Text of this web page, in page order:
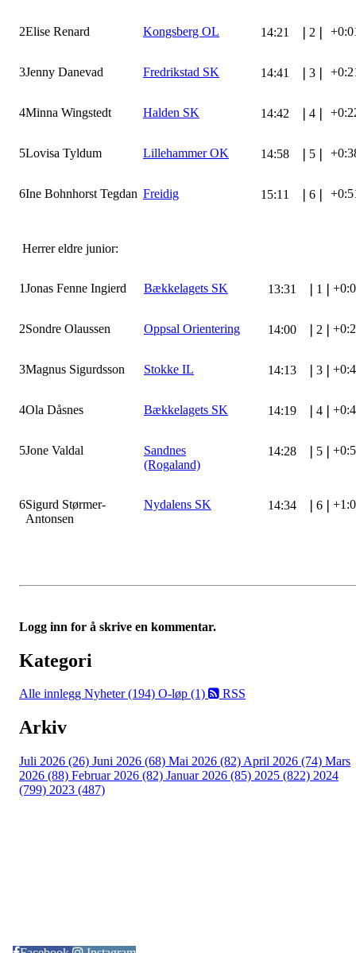
2Elise Renard Kongsberg OL 14:21 2
3Jenny Danevad Fredrikstad SK 14:41 3
4Minna Wingstedt Halden SK 14:42 4
5Lovisa Tyldum Lillehammer OK 14:58 5
6Ine Bohnhorst Tegdan Freidig 15:11 6
Herrer eldre junior:
1Jonas Fenne Ingierd Bækkelagets SK 13:31 1
2Sondre Olaussen Oppsal Orientering 14:00 2
3Magnus Sigurdsson Stokke IL 14:13 3
4Ola Dåsnes Bækkelagets SK 14:19 4
5Jone Valdal
Sandnes
(Rogaland)
14:28 5
6Sigurd Størmer-
Antonsen
Nydalens SK 14:34 6
Logg inn for å skrive en kommentar.
Kategori
Alle innlegg Nyheter (194) O-løp (1) RSS
Arkiv
Juli 2026 (26) Juni 2026 (68) Mai 2026 (82) April 2026 (74) Mars
2026 (88) Februar 2026 (82) Januar 2026 (85) 2025 (822) 2024
(799) 2023 (487)